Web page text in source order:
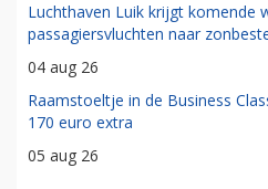
Luchthaven Luik krijgt komende
passagiersvluchten naar
04 aug 26
Raamstoeltje in de Business
170 euro extra
05 aug 26